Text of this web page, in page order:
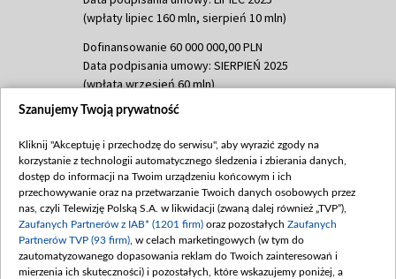
(wpłaty lipiec 160 mln, sierpień 10 mln)
Dofinansowanie 60 000 000,00 PLN
Data podpisania umowy: SIERPIEŃ 2025
(wpłata wrzesień 60 mln)
Dofinansowanie 635 783 051,21 PLN
(wpłata wrzesień 100 mln, październik 350
mln, listopad 265 mln)
Dofinansowanie 48 862 000,00 PLN
Data podpisania umowy: GRUDZIEŃ 2025
(wpłata grudzień 60,548 mln)
Dofinansowanie 900 000 000,00 PLN
Szanujemy Twoją prywatność
Kliknij "Akceptuję i przechodzę do serwisu", aby wyrazić zgody na
korzystanie z technologii automatycznego śledzenia i zbierania danych,
dostęp do informacji na Twoim urządzeniu końcowym i ich
przechowywanie oraz na przetwarzanie Twoich danych osobowych przez
nas, czyli Telewizję Polską S.A. w likwidacji (zwaną dalej również „TVP”),
Zaufanych Partnerów z IAB* (1201 firm) oraz pozostałych Zaufanych
Partnerów TVP (93 firm) , w celach marketingowych (w tym do
zautomatyzowanego dopasowania reklam do Twoich zainteresowań i
mierzenia ich skuteczności) i pozostałych, które wskazujemy poniżej, a